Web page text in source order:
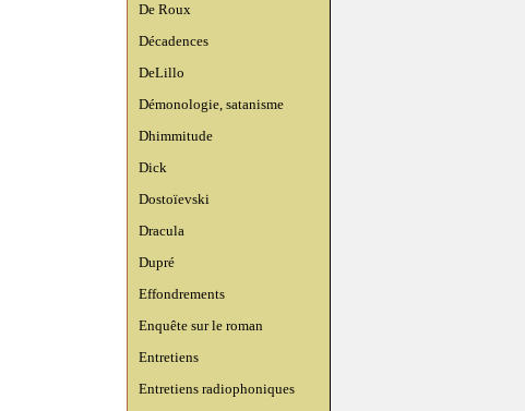
De Roux
Décadences
DeLillo
Démonologie, satanisme
Dhimmitude
Dick
Dostoïevski
Dracula
Dupré
Effondrements
Enquête sur le roman
Entretiens
Entretiens radiophoniques